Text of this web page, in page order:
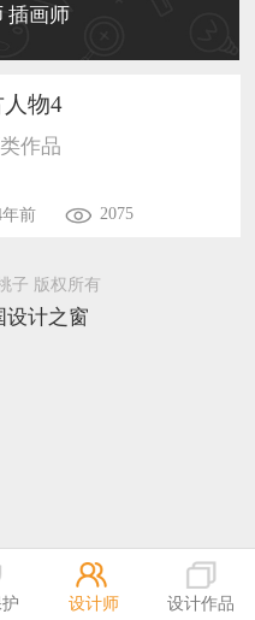
户作品已成功备案！
户作品已成功备案！
户作品已成功备案！
户作品已成功备案！
插画师
物4
作品
年前 2075
子 版权所有
设计之窗
设计师 设计作品